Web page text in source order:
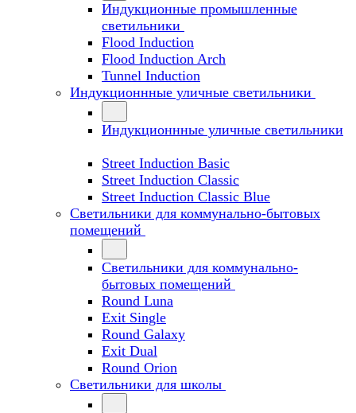
Индукционные промышленные
светильники
Flood Induction
Flood Induction Arch
Tunnel Induction
Индукционнные уличные светильники
Индукционнные уличные светильники
Street Induction Basic
Street Induction Classic
Street Induction Classic Blue
Светильники для коммунально-бытовых
помещений
Светильники для коммунально-
бытовых помещений
Round Luna
Exit Single
Round Galaxy
Exit Dual
Round Orion
Светильники для школы